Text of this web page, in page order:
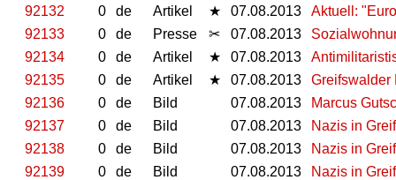
92132 0 de Artikel ★ 07.08.2013
Aktuell:
92133
0 de Presse ✂ 07.08.2013
92134
0 de Artikel ★ 07.08.2013
92135
0 de Artikel ★ 07.08.2013
Greifswalder
92136
0 de Bild 07.08.2013
Marcus
92137
0 de Bild 07.08.2013
Nazis in
92138
0 de Bild 07.08.2013
Nazis in
92139
0 de Bild 07.08.2013
Nazis in